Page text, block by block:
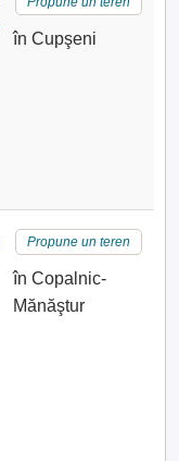
în Cupşeni
Propune un teren
în Copalnic-
Mănăştur